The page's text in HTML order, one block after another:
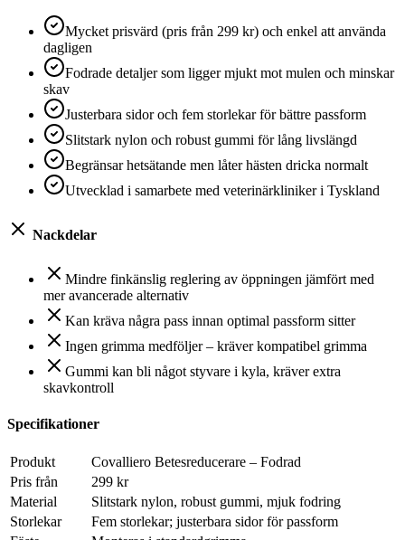
Mycket prisvärd (pris från 299 kr) och enkel att använda
dagligen
Fodrade detaljer som ligger mjukt mot mulen och minskar
skav
Justerbara sidor och fem storlekar för bättre passform
Slitstark nylon och robust gummi för lång livslängd
Begränsar hetsätande men låter hästen dricka normalt
Utvecklad i samarbete med veterinärkliniker i Tyskland
Nackdelar
Mindre finkänslig reglering av öppningen jämfört med
mer avancerade alternativ
Kan kräva några pass innan optimal passform sitter
Ingen grimma medföljer – kräver kompatibel grimma
Gummi kan bli något styvare i kyla, kräver extra
skavkontroll
Specifikationer
Produkt
Covalliero Betesreducerare – Fodrad
Pris från
299 kr
Material
Slitstark nylon, robust gummi, mjuk fodring
Storlekar
Fem storlekar; justerbara sidor för passform